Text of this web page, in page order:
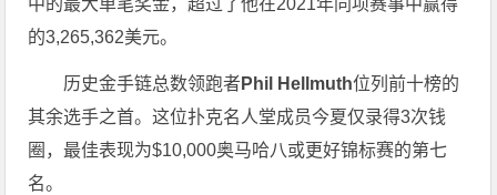
中的最大单笔奖金，超过了他在2021年同项赛事中赢得
的3,265,362美元。
历史金手链总数领跑者Phil Hellmuth位列前十榜的
其余选手之首。这位扑克名人堂成员今夏仅录得3次钱
圈，最佳表现为$10,000奥马哈八或更好锦标赛的第七
名。